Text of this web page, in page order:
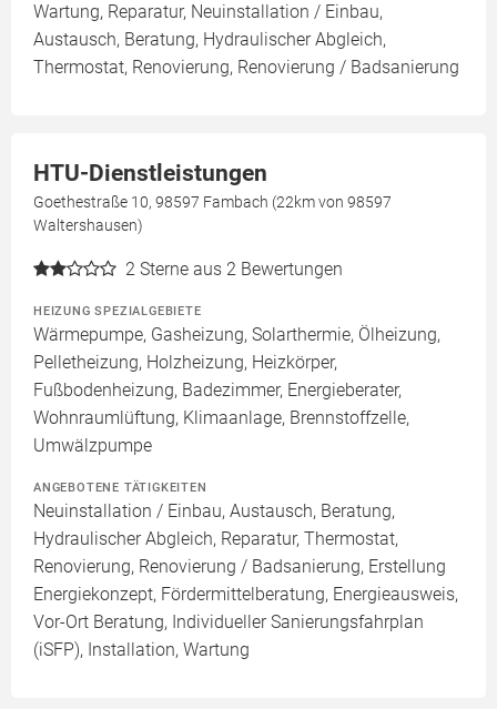
Wartung, Reparatur, Neuinstallation / Einbau,
Austausch, Beratung, Hydraulischer Abgleich,
Thermostat, Renovierung, Renovierung / Badsanierung
HTU-Dienstleistungen
Goethestraße 10, 98597 Fambach (22km von 98597
Waltershausen)
2 Sterne aus 2 Bewertungen
HEIZUNG SPEZIALGEBIETE
Wärmepumpe, Gasheizung, Solarthermie, Ölheizung,
Pelletheizung, Holzheizung, Heizkörper,
Fußbodenheizung, Badezimmer, Energieberater,
Wohnraumlüftung, Klimaanlage, Brennstoffzelle,
Umwälzpumpe
ANGEBOTENE TÄTIGKEITEN
Neuinstallation / Einbau, Austausch, Beratung,
Hydraulischer Abgleich, Reparatur, Thermostat,
Renovierung, Renovierung / Badsanierung, Erstellung
Energiekonzept, Fördermittelberatung, Energieausweis,
Vor-Ort Beratung, Individueller Sanierungsfahrplan
(iSFP), Installation, Wartung